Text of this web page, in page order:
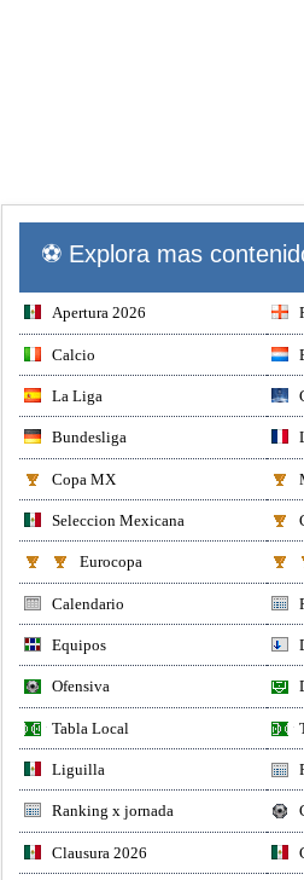
⚽ Explora mas
Apertura 2026
Calcio
La Liga
Bundesliga
Copa MX
Seleccion Mexicana
Eurocopa
Calendario
Equipos
Ofensiva
Tabla Local
Liguilla
Ranking x jornada
Clausura 2026